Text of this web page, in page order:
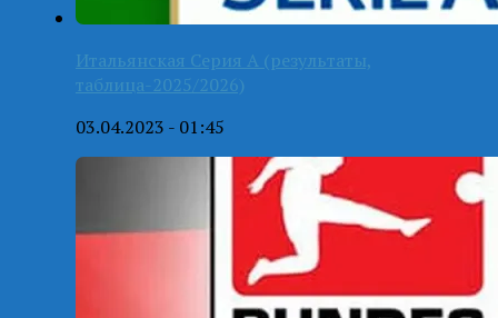
Итальянская Серия А (результаты,
таблица-2025/2026)
03.04.2023 - 01:45